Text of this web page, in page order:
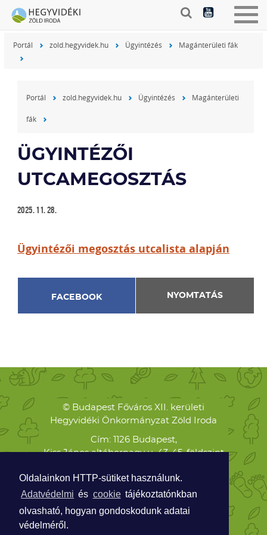
Oldalainkon HTTP-sütiket használunk.
Adatvédelmi és cookie tájékoztatónkban
olvasható, hogyan gondoskodunk adatai
védelméről.
Portál zold.hegyvidek.hu Ügyintézés Magánterületi fák
Portál zold.hegyvidek.hu Ügyintézés Magánterületi
fák
ÜGYINTÉZŐI
UTCAMEGOSZTÁS
2025. 11. 28.
Ügyintézői megosztás utcalista alapján
FACEBOOK NYOMTATÁS
© Budapest Főváros XII. kerületi
Hegyvidéki Önkormányzat Zöld Iroda
Cím: 1126 Budapest,
Kiss János altábornagy u. 43-45. földszint
Levelezési cím: 1126 Budapest,
+36 70 938 8474